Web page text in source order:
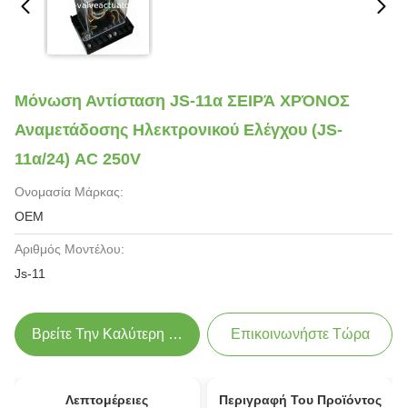
Μόνωση Αντίσταση JS-11α ΣΕΙΡΆ ΧΡΌΝΟΣ
Αναμετάδοσης Ηλεκτρονικού Ελέγχου (JS-
11α/24) AC 250V
Ονομασία Μάρκας:
OEM
Αριθμός Μοντέλου:
Js-11
Βρείτε Την Καλύτερη Τιμή Επικοινωνήστε Τώρα
Λεπτομέρειες Περιγραφή Του Προϊόντος